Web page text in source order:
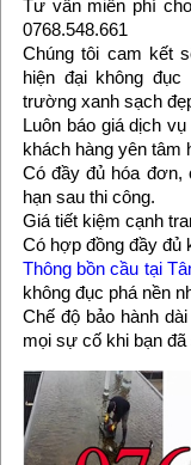
Tư vấn miễn phí
0768.548.661
Chúng tôi cam kết
hiện đại không
trường xanh sạch
Luôn báo giá dịch
khách hàng yên tâm
Có đầy đủ hóa đơn,
hạn sau thi công.
Giá tiết kiệm cạnh
Có hợp đồng đầy đủ
Thông bồn cầu tại
không đục phá nền
Chế độ bảo hành
mọi sự cố khi bạn